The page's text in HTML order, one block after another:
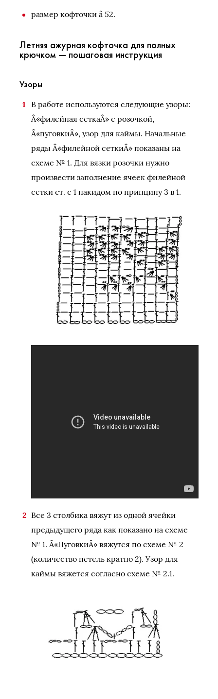
размер кофточки â 52.
Летняя ажурная кофточка для полных
крючком — пошаговая инструкция
Узоры
В работе используются следующие узоры:
Â«филейная сеткаÂ» с розочкой,
Â«пуговкиÂ», узор для каймы. Начальные
ряды Â«филейной сеткиÂ» показаны на
схеме № 1. Для вязки розочки нужно
произвести заполнение ячеек филейной
сетки ст. с 1 накидом по принципу 3 в 1.
Все 3 столбика вяжут из одной ячейки
предыдущего ряда как показано на схеме
№ 1. Â«ПуговкиÂ» вяжутся по схеме № 2
(количество петель кратно 2). Узор для
каймы вяжется согласно схеме № 2.1.